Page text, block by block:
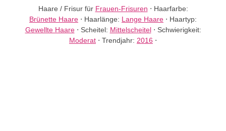
Haare / Frisur für Frauen-Frisuren ⋅ Haarfarbe:
Brünette Haare ⋅ Haarlänge: Lange Haare ⋅ Haartyp:
Gewellte Haare⋅ Scheitel: Mittelscheitel⋅ Schwierigkeit:
Moderat ⋅ Trendjahr: 2016 ⋅